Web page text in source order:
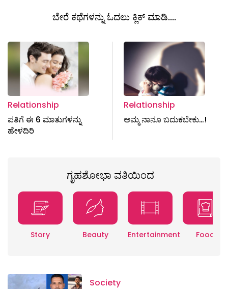
ಬೇರೆ ಕಥೆಗಳನ್ನು ಓದಲು ಕ್ಲಿಕ್ ಮಾಡಿ....
Relationship
ಪತಿಗೆ ಈ 6 ಮಾತುಗಳನ್ನು
ಹೇಳದಿರಿ
Relationship
ಅಮ್ಮ ನಾನೂ ಬದುಕಬೇಕು…!
ಗೃಹಶೋಭಾ ವತಿಯಿಂದ
Story Beauty Entertainment Food
Society